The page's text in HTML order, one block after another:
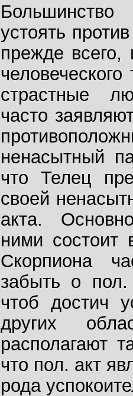
устоять
прежде всего,
страстные
часто
ненасытный
что Телец
своей
акта.
ними состоит
Скорпиона
забыть о пол.
чтоб достич
других
располагают
что пол. акт
рода